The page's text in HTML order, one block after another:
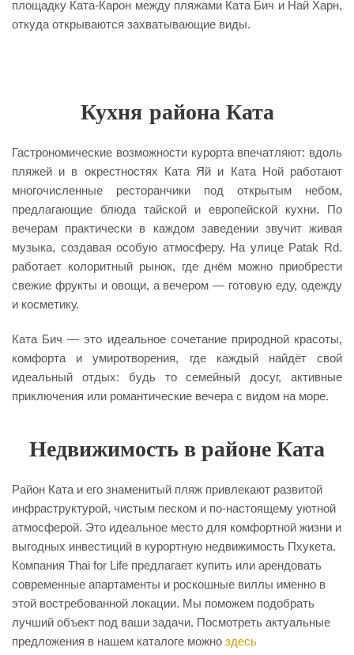
площадку Ката-Карон между пляжами Ката Бич и Най Харн,
откуда открываются захватывающие виды.
Кухня района Ката
Гастрономические возможности курорта впечатляют: вдоль
пляжей и в окрестностях Ката Яй и Ката Ной работают
многочисленные ресторанчики под открытым небом,
предлагающие блюда тайской и европейской кухни. По
вечерам практически в каждом заведении звучит живая
музыка, создавая особую атмосферу. На улице Patak Rd.
работает колоритный рынок, где днём можно приобрести
свежие фрукты и овощи, а вечером — готовую еду, одежду
и косметику.
Ката Бич — это идеальное сочетание природной красоты,
комфорта и умиротворения, где каждый найдёт свой
идеальный отдых: будь то семейный досуг, активные
приключения или романтические вечера с видом на море.
Недвижимость в районе Ката
Район Ката и его знаменитый пляж привлекают развитой
инфраструктурой, чистым песком и по-настоящему уютной
атмосферой. Это идеальное место для комфортной жизни и
выгодных инвестиций в курортную недвижимость Пхукета.
Компания Thai for Life предлагает купить или арендовать
современные апартаменты и роскошные виллы именно в
этой востребованной локации. Мы поможем подобрать
лучший объект под ваши задачи. Посмотреть актуальные
предложения в нашем каталоге можно здесь